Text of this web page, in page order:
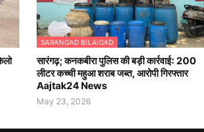
SARANGAD BILAIGAD
सारंगढ़; कनकबीरा पुलिस की बड़ी कार्रवाई: 200
लीटर कच्ची महुआ शराब जब्त, आरोपी गिरफ्तार
Aajtak24 News
May 23, 2026